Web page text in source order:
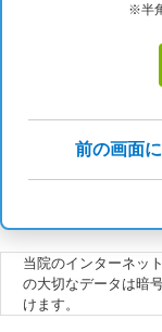
※半
前の画面
当院のインターネッ
の大切なデータは暗
けます。